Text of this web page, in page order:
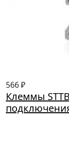
566 ₽
Клеммы